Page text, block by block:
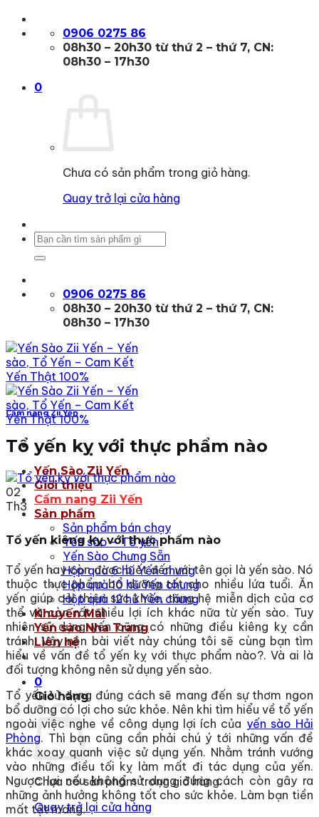
qua
0906 0275 86
08h30 – 20h30 từ thứ 2 – thứ 7, CN:
08h30 – 17h30
0
Chưa có sản phẩm trong giỏ hàng.
Quay trở lại cửa hàng
Tìm
0906 0275 86
08h30 – 20h30 từ thứ 2 – thứ 7, CN:
08h30 – 17h30
Yến Sào Zii Yến
Giới thiệu
Cẩm nang Zii Yến
Sản phẩm
Sản phẩm bán chạy
Yến sào – Tổ yến
Yến Sào Chưng Sẵn
Hộp quà 6 hũ Yến chưng
Hộp quà 10 hũ Yến chưng
Hộp quà 12 hũ Yến chưng
Khuyến Mãi
Yến sào Nha Trang
Liên hệ
0
Giỏ hàng
Chưa có sản phẩm trong giỏ hàng.
Quay trở lại cửa hàng
Cẩm nang Zii Yến
Tổ yến kỵ với thực phẩm nào
02
Th3
Tổ yến kiêng kỵ với thực phẩm nào
Tổ yến hay còn được biết đến với tên gọi là yến sào. Nó
thuộc thực phẩm bổ dưỡng tốt cho nhiều lứa tuổi. Ăn
yến giúp cải thiện sức khỏe, tăng hệ miễn dịch của cơ
thể và còn rất nhiều lợi ích khác nữa từ yến sào. Tuy
nhiên sử dụng yến cũng có những điều kiêng kỵ cần
tránh. Vậy nên bài viết này chúng tôi sẽ cùng bạn tìm
hiểu về vấn đề tổ yến kỵ với thực phẩm nào?. Và ai là
đối tượng không nên sử dụng yến sào.
Tổ yến sử dụng đúng cách sẽ mang đến sự thơm ngon
bổ dưỡng có lợi cho sức khỏe. Nên khi tìm hiểu về tổ yến
ngoài việc nghe về công dụng lợi ích của yến sào Hải
Phòng. Thì bạn cũng cần phải chú ý tới những vấn đề
khác xoay quanh việc sử dụng yến. Nhằm tránh vướng
vào những điều tối kỵ làm mất đi tác dụng của yến.
Ngược lại nếu không sử dụng đúng cách còn gây ra
những ảnh hưởng không tốt cho sức khỏe. Làm bạn tiền
mất tật mang.